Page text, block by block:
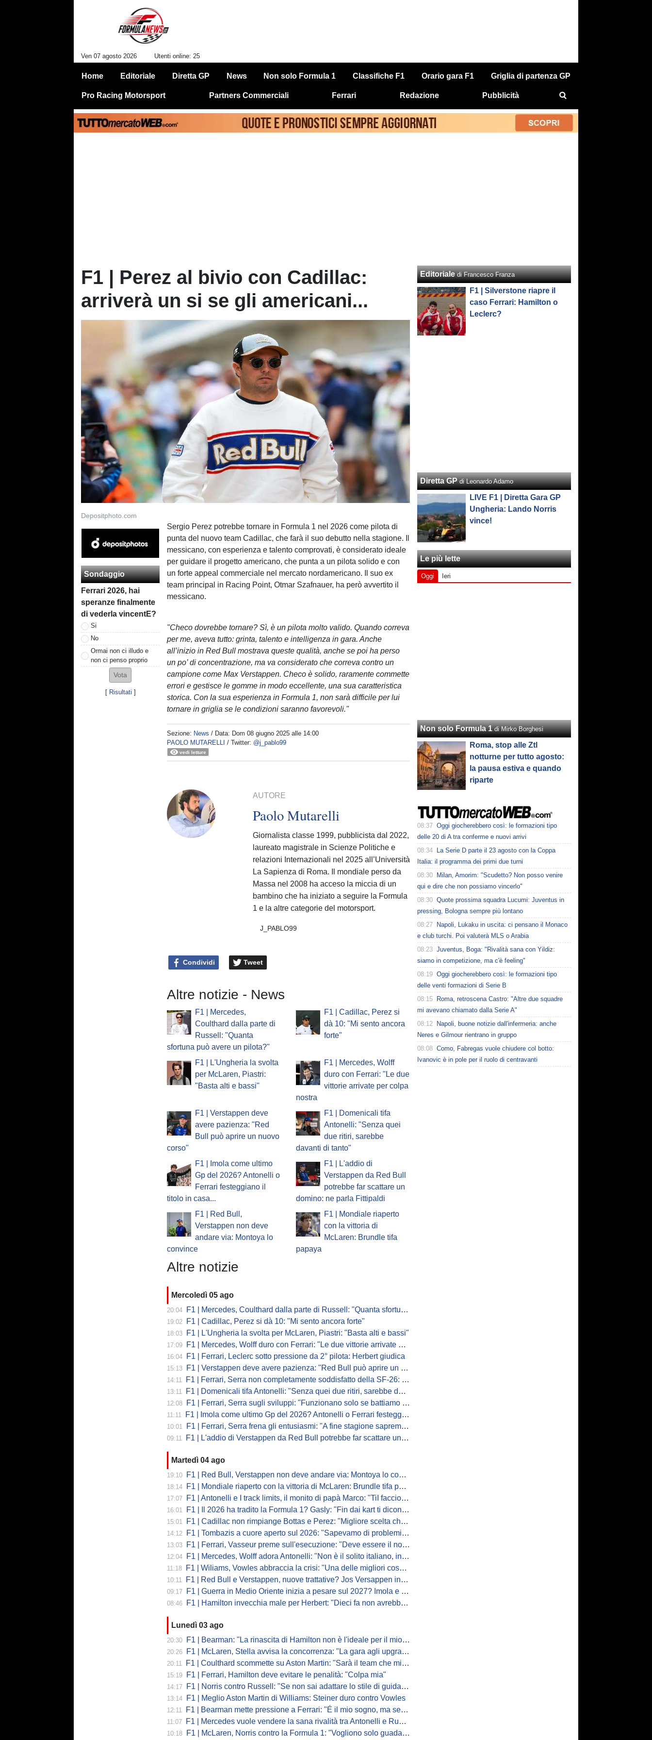
Ven 07 agosto 2026 Utenti online: 25
Home Editoriale Diretta GP News Non solo Formula 1 Classifiche F1 Orario gara F1 Griglia di partenza GP
Pro Racing Motorsport Partners Commerciali Ferrari Redazione Pubblicità
F1 | Perez al bivio con Cadillac:
arriverà un si se gli americani...
Depositphoto.com
Sondaggio
Ferrari 2026, hai
speranze finalmente
di vederla vincentE?
Si
No
Ormai non ci illudo e
non ci penso proprio
[ Risultati ]
Sergio Perez potrebbe tornare in Formula 1 nel 2026 come pilota di
punta del nuovo team Cadillac, che farà il suo debutto nella stagione. Il
messicano, con esperienza e talento comprovati, è considerato ideale
per guidare il progetto americano, che punta a un pilota solido e con
un forte appeal commerciale nel mercato nordamericano. Il suo ex
team principal in Racing Point, Otmar Szafnauer, ha però avvertito il
messicano.
"Checo dovrebbe tornare? Sì, è un pilota molto valido. Quando correva
per me, aveva tutto: grinta, talento e intelligenza in gara. Anche
all’inizio in Red Bull mostrava queste qualità, anche se poi ha perso
un po’ di concentrazione, ma va considerato che correva contro un
campione come Max Verstappen. Checo è solido, raramente commette
errori e gestisce le gomme in modo eccellente, una sua caratteristica
storica. Con la sua esperienza in Formula 1, non sarà difficile per lui
tornare in griglia se le condizioni saranno favorevoli."
Sezione: News / Data: Dom 08 giugno 2025 alle 14:00
PAOLO MUTARELLI / Twitter: @j_pablo99
vedi letture
AUTORE
Paolo Mutarelli
Giornalista classe 1999, pubblicista dal 2022,
laureato magistrale in Scienze Politiche e
relazioni Internazionali nel 2025 all’Università
La Sapienza di Roma. Il mondiale perso da
Massa nel 2008 ha acceso la miccia di un
bambino che ha iniziato a seguire la Formula
1 e la altre categorie del motorsport.
J_PABLO99
Condividi Tweet
Altre notizie - News
F1 | Mercedes,
Coulthard dalla parte di
Russell: "Quanta
sfortuna può avere un pilota?"
F1 | Cadillac, Perez si
dà 10: "Mi sento ancora
forte"
F1 | L'Ungheria la svolta
per McLaren, Piastri:
"Basta alti e bassi"
F1 | Mercedes, Wolff
duro con Ferrari: "Le due
vittorie arrivate per colpa
nostra
F1 | Verstappen deve
avere pazienza: "Red
Bull può aprire un nuovo
corso"
F1 | Domenicali tifa
Antonelli: "Senza quei
due ritiri, sarebbe
davanti di tanto"
F1 | Imola come ultimo
Gp del 2026? Antonelli o
Ferrari festeggiano il
titolo in casa...
F1 | L'addio di
Verstappen da Red Bull
potrebbe far scattare un
domino: ne parla Fittipaldi
F1 | Red Bull,
Verstappen non deve
andare via: Montoya lo
convince
F1 | Mondiale riaperto
con la vittoria di
McLaren: Brundle tifa
papaya
Altre notizie
Mercoledì 05 ago
20:04 F1 | Mercedes, Coulthard dalla parte di Russell: "Quanta sfortuna può avere un pilota?"
19:02 F1 | Cadillac, Perez si dà 10: "Mi sento ancora forte"
18:03 F1 | L'Ungheria la svolta per McLaren, Piastri: "Basta alti e bassi"
17:09 F1 | Mercedes, Wolff duro con Ferrari: "Le due vittorie arrivate per colpa nostra
16:04 F1 | Ferrari, Leclerc sotto pressione da 2° pilota: Herbert giudica
15:13 F1 | Verstappen deve avere pazienza: "Red Bull può aprire un nuovo corso"
14:11 F1 | Ferrari, Serra non completamente soddisfatto della SF-26: "Non è solo la mia macchina"
13:11 F1 | Domenicali tifa Antonelli: "Senza quei due ritiri, sarebbe davanti di tanto"
12:08 F1 | Ferrari, Serra sugli sviluppi: "Funzionano solo se battiamo gli altri"
11:11 F1 | Imola come ultimo Gp del 2026? Antonelli o Ferrari festeggiano il titolo in casa...
10:01 F1 | Ferrari, Serra frena gli entusiasmi: "A fine stagione sapremo se SF-26 è forte"
09:11 F1 | L'addio di Verstappen da Red Bull potrebbe far scattare un domino: ne parla Fittipaldi
Martedì 04 ago
19:10 F1 | Red Bull, Verstappen non deve andare via: Montoya lo convince
18:14 F1 | Mondiale riaperto con la vittoria di McLaren: Brundle tifa papaya
17:07 F1 | Antonelli e I track limits, il monito di papà Marco: "TiI faccio fare la fine della gallina"
16:01 F1 | Il 2026 ha tradito la Formula 1? Gasly: "Fin dai kart ti dicono di non alzare il piede dal gas"
15:01 F1 | Cadillac non rimpiange Bottas e Perez: "Migliore scelta che potessimo fare"
14:12 F1 | Tombazis a cuore aperto sul 2026: "Sapevamo di problemi, ma serviva un accordo"
13:03 F1 | Ferrari, Vasseur preme sull'esecuzione: "Deve essere il nostro punto di forza"
12:04 F1 | Mercedes, Wolff adora Antonelli: "Non è il solito italiano, in bolla quando guida"
11:18 F1 | Wiliams, Vowles abbraccia la crisi: "Una delle migliori cose che potevano capitare"
10:11 F1 | Red Bull e Verstappen, nuove trattative? Jos Versappen insorge contro i giornalisti
09:17 F1 | Guerra in Medio Oriente inizia a pesare sul 2027? Imola e Barcellona osservano
08:46 F1 | Hamilton invecchia male per Herbert: "Dieci fa non avrebbe preso queste penalità"
Lunedì 03 ago
20:30 F1 | Bearman: "La rinascita di Hamilton non è l'ideale per il mio futuro in Ferrari"
20:26 F1 | McLaren, Stella avvisa la concorrenza: "La gara agli upgrade è appena iniziata"
20:11 F1 | Coulthard scommette su Aston Martin: "Sarà il team che migliorerà di più"
15:19 F1 | Ferrari, Hamilton deve evitare le penalità: "Colpa mia"
14:17 F1 | Norris contro Russell: "Se non sai adattare lo stile di guida, perdi"
13:14 F1 | Meglio Aston Martin di Williams: Steiner duro contro Vowles
12:11 F1 | Bearman mette pressione a Ferrari: "É il mio sogno, ma se il sedile non sarà libero..."
11:07 F1 | Mercedes vuole vendere la sana rivalità tra Antonelli e Russell: parla Lord
10:18 F1 | McLaren, Norris contro la Formula 1: "Vogliono solo guadagnare"
Editoriale di Francesco Franza
F1 | Silverstone riapre il
caso Ferrari: Hamilton o
Leclerc?
Diretta GP di Leonardo Adamo
LIVE F1 | Diretta Gara GP
Ungheria: Lando Norris
vince!
Le più lette
Oggi Ieri
Non solo Formula 1 di Mirko Borghesi
Roma, stop alle Ztl
notturne per tutto agosto:
la pausa estiva e quando
riparte
08:37 Oggi giocherebbero così: le formazioni tipo
delle 20 di A tra conferme e nuovi arrivi
08:34
La Serie D parte il 23 agosto con la Coppa
Italia: il programma dei primi due turni
08:30
Milan, Amorim: "Scudetto? Non posso venire
qui e dire che non possiamo vincerlo"
08:30 Quote prossima squadra Lucumi: Juventus in
pressing, Bologna sempre più lontano
08:27
Napoli, Lukaku in uscita: ci pensano il Monaco
e club turchi. Poi valuterà MLS o Arabia
08:23 Juventus, Boga: "Rivalità sana con Yildiz:
siamo in competizione, ma c'è feeling"
08:19 Oggi giocherebbero così: le formazioni tipo
delle venti formazioni di Serie B
08:15
Roma, retroscena Castro: "Altre due squadre
mi avevano chiamato dalla Serie A"
08:12
Napoli, buone notizie dall'infermeria: anche
Neres e Gilmour rientrano in gruppo
08:08 Como, Fabregas vuole chiudere col botto:
Ivanovic è in pole per il ruolo di centravanti